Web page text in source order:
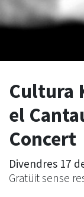
Cultura
el
Concert
Divendres 17
Gratüit sense